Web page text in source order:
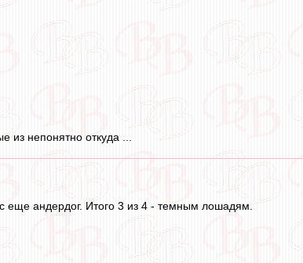
непонятно откуда ...
еще андердог. Итого 3 из 4 - темным лошадям.